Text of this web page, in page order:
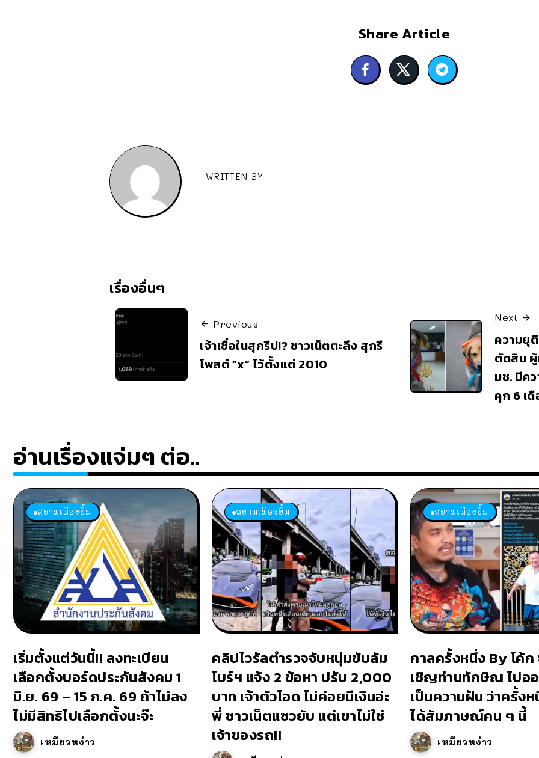
Share Article
WRITTEN BY
เรื่องอื่นๆ
Previous
เจ้าเชื่อในสุกรีบ่!? ชาวเน็ตตะลึง สุกรี
โพสต์ “x” ไว้ตั้งแต่ 2010
Next
ความยุ
ตัดสิน ผู้
มช. มีค
คุก 6 เ
อ่านเรื่องแจ่มๆ ต่อ..
สยามเมืองยิ้ม
เริ่มตั้งแต่วันนี้!! ลงทะเบียน
เลือกตั้งบอร์ดประกันสังคม 1
มิ.ย. 69 – 15 ก.ค. 69 ถ้าไม่ลง
ไม่มีสิทธิไปเลือกตั้งนะจ๊ะ
เหมียวหง่าว
สยามเมืองยิ้ม
คลิปไวรัลตำรวจจับหนุ่มขับลัม
โบร์ฯ แจ้ง 2 ข้อหา ปรับ 2,000
บาท เจ้าตัวโอด ไม่ค่อยมีเงินอ่ะ
พี่ ชาวเน็ตแซวยับ แต่เขาไม่ใช่
เจ้าของรถ!!
สยามเมืองยิ้ม
กาลครั้งหนึ่ง By โค้ก
เชิญท่านทักษิณ ไปอ
เป็นความฝัน ว่าครั้ง
ได้สัมภาษณ์คน ๆ นี้
เหมียวหง่าว